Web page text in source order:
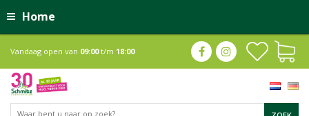
Home
Vandaag open van 09:00t/m 18:00